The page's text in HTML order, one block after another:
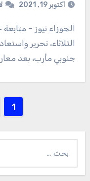
أكتوبر 19, 2021
الثلاثاء، تحرير
جنوبي مأرب، بعد
1
عن: